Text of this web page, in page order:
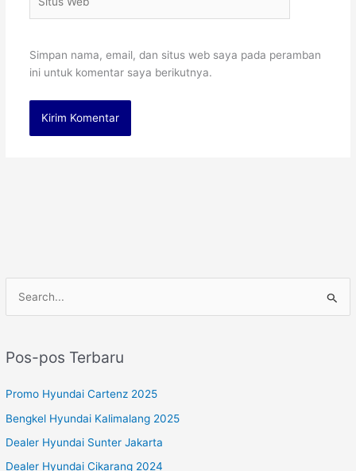
i
u
Pos-pos Terbaru
Promo Hyundai Cartenz 2025
Bengkel Hyundai Kalimalang 2025
Dealer Hyundai Sunter Jakarta
Dealer Hyundai Cikarang 2024
Web
Simpan nama, email, dan situs web saya pada peramban
ini untuk komentar saya berikutnya.